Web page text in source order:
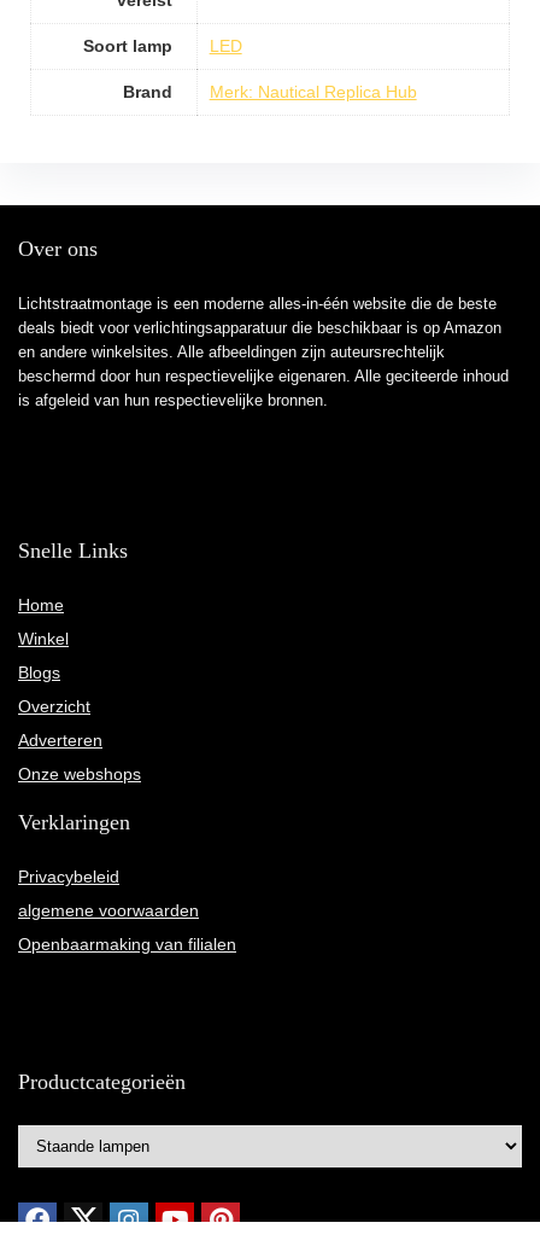
Soort lamp LED
Brand Merk: Nautical Replica Hub
Over ons
Lichtstraatmontage is een moderne alles-in-één website die de beste
deals biedt voor verlichtingsapparatuur die beschikbaar is op Amazon
en andere winkelsites. Alle afbeeldingen zijn auteursrechtelijk
beschermd door hun respectievelijke eigenaren. Alle geciteerde inhoud
is afgeleid van hun respectievelijke bronnen.
Snelle Links
Home
Winkel
Blogs
Overzicht
Adverteren
Onze webshops
Verklaringen
Privacybeleid
algemene voorwaarden
Openbaarmaking van filialen
Productcategorieën